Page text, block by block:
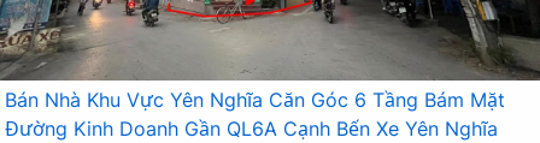
Bán Nhà Khu Vực Yên Nghĩa Căn Góc 6 Tầng Bám Mặt
Đường Kinh Doanh Gần QL6A Cạnh Bến Xe Yên Nghĩa